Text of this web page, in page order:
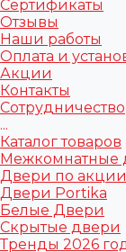
Сертификаты
Отзывы
Наши работы
Оплата и
Акции
Контакты
Сотрудничество
...
Каталог товаров
Межкомнатные
Двери по акции
Двери Portika
Белые Двери
Скрытые двери
Тренды 2026